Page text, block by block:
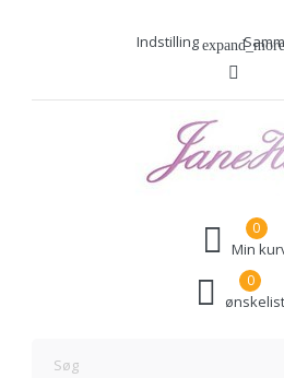
Indstilling expand_more
0
Min
0